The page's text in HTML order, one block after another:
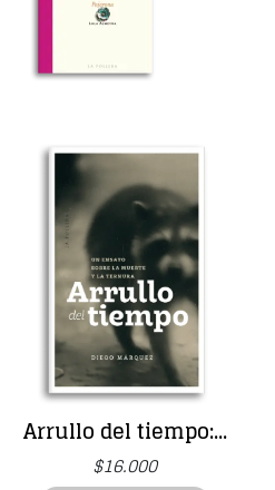
Arrullo del tiempo:...
$16.000